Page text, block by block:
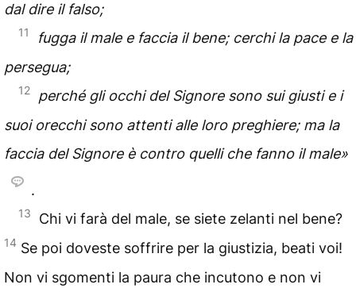
dal dire il falso;
11
fugga il male e faccia il bene; cerchi la pace e la
persegua;
12
perché gli occhi del Signore sono sui giusti e i
suoi orecchi sono attenti alle loro preghiere; ma la
faccia del Signore è contro quelli che fanno il male»
.
13 Chi vi farà del male, se siete zelanti nel bene?
14 Se poi doveste soffrire per la giustizia, beati voi!
Non vi sgomenti la paura che incutono e non vi